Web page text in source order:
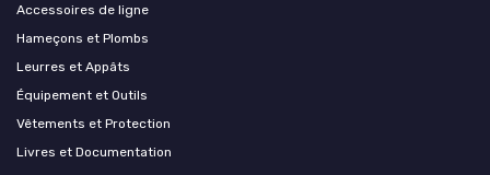
Accessoires de ligne
Hameçons et Plombs
Leurres et Appâts
Équipement et Outils
Vêtements et Protection
Livres et Documentation